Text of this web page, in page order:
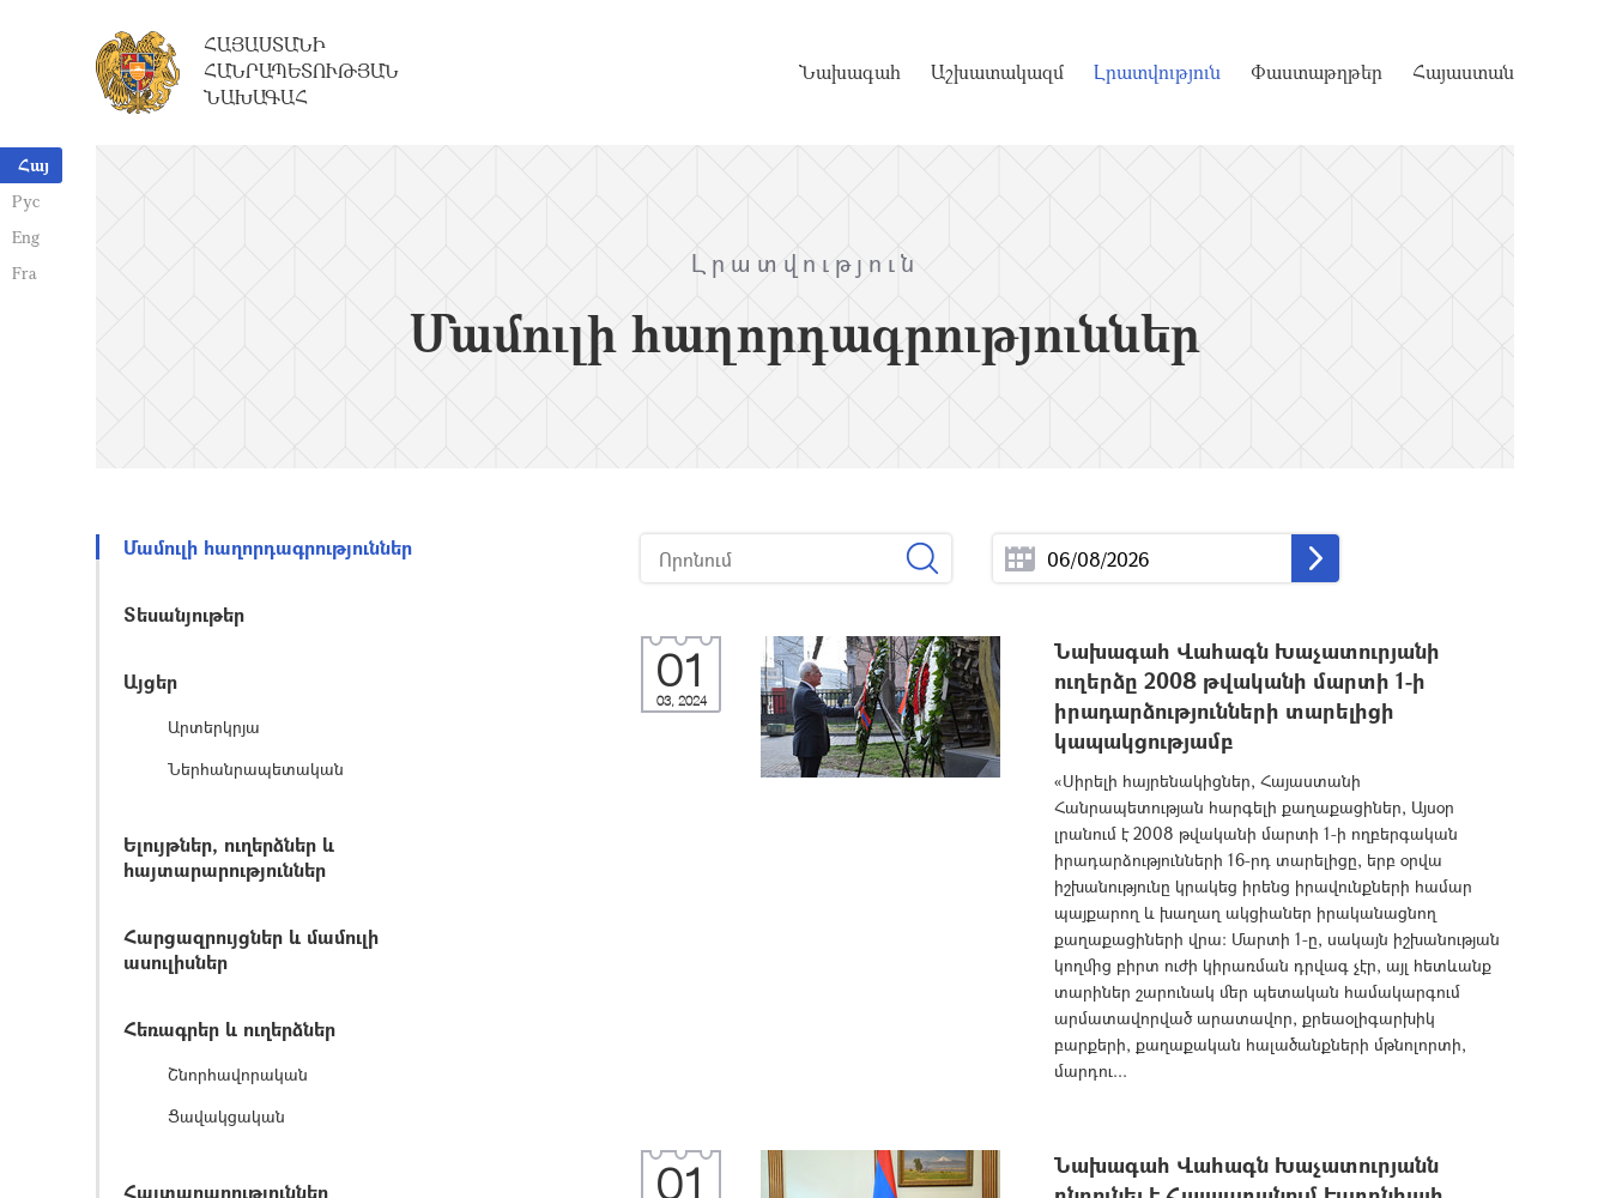
Հայ
Рус
Eng
Fra
ՀԱՅԱՍՏԱՆԻ
ՀԱՆՐԱՊԵՏՈՒԹՅԱՆ
ՆԱԽԱԳԱՀ
Նախագահ Աշխատակազմ Լրատվություն Փաստաթղթեր Հայաստան
Լրատվություն
Մամուլի հաղորդագրություններ
Մամուլի հաղորդագրություններ
Տեսանյութեր
Այցեր
Արտերկրյա
Ներհանրապետական
Ելույթներ, ուղերձներ և
հայտարարություններ
Հարցազրույցներ և մամուլի
ասուլիսներ
Հեռագրեր և ուղերձներ
Շնորհավորական
Ցավակցական
Հայտարարություններ
01
03, 2024
Նախագահ Վահագն Խաչատուրյանի
ուղերձը 2008 թվականի մարտի 1-ի
իրադարձությունների տարելիցի
կապակցությամբ
«Սիրելի հայրենակիցներ, Հայաստանի
Հանրապետության հարգելի քաղաքացիներ, Այսօր
լրանում է 2008 թվականի մարտի 1-ի ողբերգական
իրադարձությունների 16-րդ տարելիցը, երբ օրվա
իշխանությունը կրակեց իրենց իրավունքների համար
պայքարող և խաղաղ ակցիաներ իրականացնող
քաղաքացիների վրա: Մարտի 1-ը, սակայն իշխանության
կողմից բիրտ ուժի կիրառման դրվագ չէր, այլ հետևանք
տարիներ շարունակ մեր պետական համակարգում
արմատավորված արատավոր, քրեաօլիգարխիկ
բարքերի, քաղաքական հալածանքների մթնոլորտի,
մարդու...
01
Նախագահ Վահագն Խաչատուրյանն